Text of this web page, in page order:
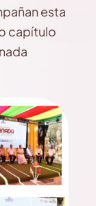
esta
capítulo